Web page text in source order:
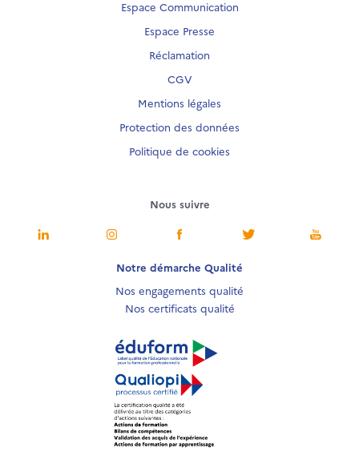
Espace Communication
Espace Presse
Réclamation
CGV
Mentions légales
Protection des données
Politique de cookies
Nous suivre
Notre démarche Qualité
Nos engagements qualité
Nos certificats qualité